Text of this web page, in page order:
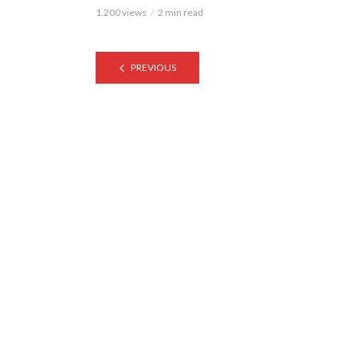
1.200 views 2 min read
PREVIOUS